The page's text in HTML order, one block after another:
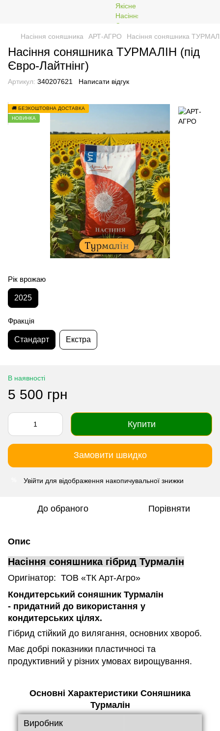
Насіння соняшника АРТ-АГРО Насіння соняшника
Насіння соняшника ТУРМАЛІН (під
Євро-Лайтнінг)
Артикул: 340207621 Написати відгук
🚚 БЕЗКОШТОВНА ДОСТАВКА
НОВИНКА
Рік врожаю
2025
Фракція
Стандарт Екстра
В наявності
5 500 грн
Купити
Замовити швидко
Увійти для відображення накопичувальної знижки
До обраного Порівняти
Опис
Насіння соняшника гібрид Турмалін
Оригінатор: ТОВ «ТК Арт-Агро»
Кондитерський соняшник Турмалін
- придатний до використання у
кондитерських цілях.
Гібрид стійкий до вилягання, основних хвороб.
Має добрі показники пластичносі та
продуктивний у різних умовах вирощування.
Основні Характеристики Соняшника
Турмалін
Виробник